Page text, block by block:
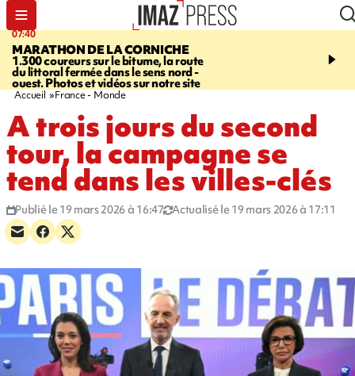
07:40
MARATHON DE LA CORNICHE
1.300 coureurs sur le bitume, la route
du littoral fermée dans le sens nord -
ouest. Photos et vidéos sur notre site
10:33
l’enfance - une
Accueil France - Monde
A trois jours du second
tour, la campagne se
tend dans les villes-clés
Publié le 19 mars 2026 à 16:47 Actualisé le 19 mars 2026 à 17:11